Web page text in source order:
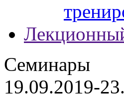
Семинары
19.09.2019-